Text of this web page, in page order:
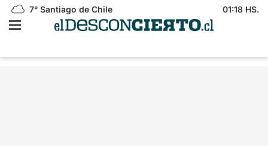
7° Santiago de Chile 01:18 HS.